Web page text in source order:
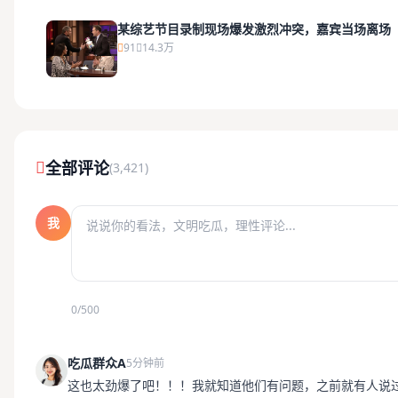
某综艺节目录制现场爆发激烈冲突，嘉宾当场离场
91 14.3万
全部评论(3,421)
我
0/500
吃瓜群众A5分钟前
这也太劲爆了吧！！！我就知道他们有问题，之前就有人说